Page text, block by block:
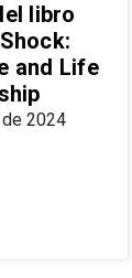
libro
and Life
2024